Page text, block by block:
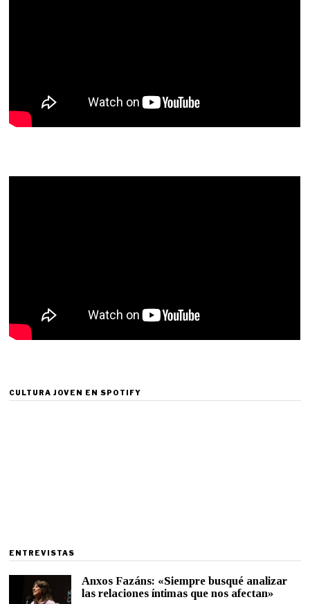
CULTURA JOVEN EN SPOTIFY
ENTREVISTAS
Anxos Fazáns: «Siempre busqué analizar
las relaciones íntimas que nos afectan»